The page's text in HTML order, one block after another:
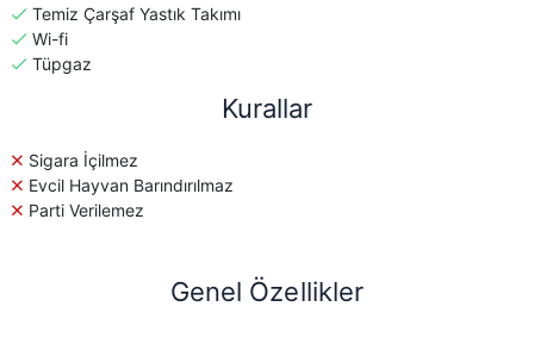
Temiz Çarşaf Yastık Takımı
Wi-fi
Tüpgaz
Kurallar
Sigara İçilmez
Evcil Hayvan Barındırılmaz
Parti Verilemez
Genel Özellikler